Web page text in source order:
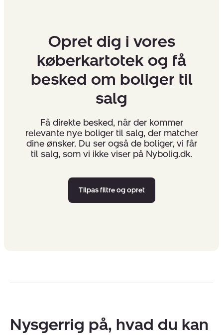
Opret dig i vores
køberkartotek og få
besked om boliger til
salg
Få direkte besked, når der kommer
relevante nye boliger til salg, der matcher
dine ønsker. Du ser også de boliger, vi får
til salg, som vi ikke viser på Nybolig.dk.
Tilpas filtre og opret
Nysgerrig på, hvad du kan